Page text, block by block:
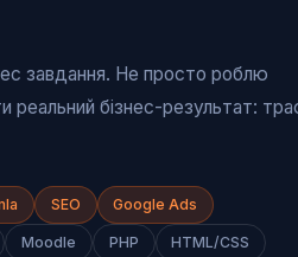
завдання. Не просто роблю
бізнес-результат:
SEO Google Ads
Moodle PHP HTML/CSS